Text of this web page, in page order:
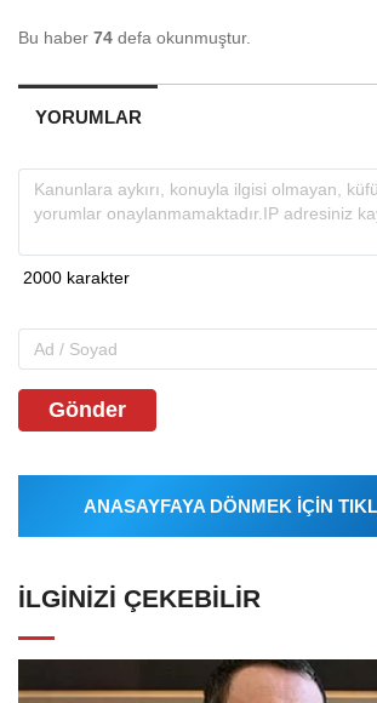
Bu haber 74 defa okunmuştur.
YORUMLAR
Gönder
ANASAYFAYA DÖNMEK İÇİN
İLGINIZI ÇEKEBILIR